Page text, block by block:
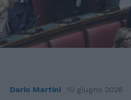
Dario Martini 10 giugno 2026